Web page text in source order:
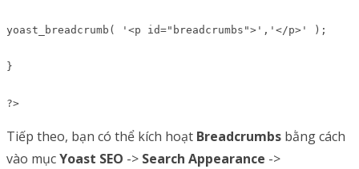
yoast_breadcrumb( '<p id="breadcrumbs">','</p>' );
}
?>
Tiếp theo, bạn có thể kích hoạt Breadcrumbs bằng cách
vào mụcYoast SEO -> Search Appearance ->